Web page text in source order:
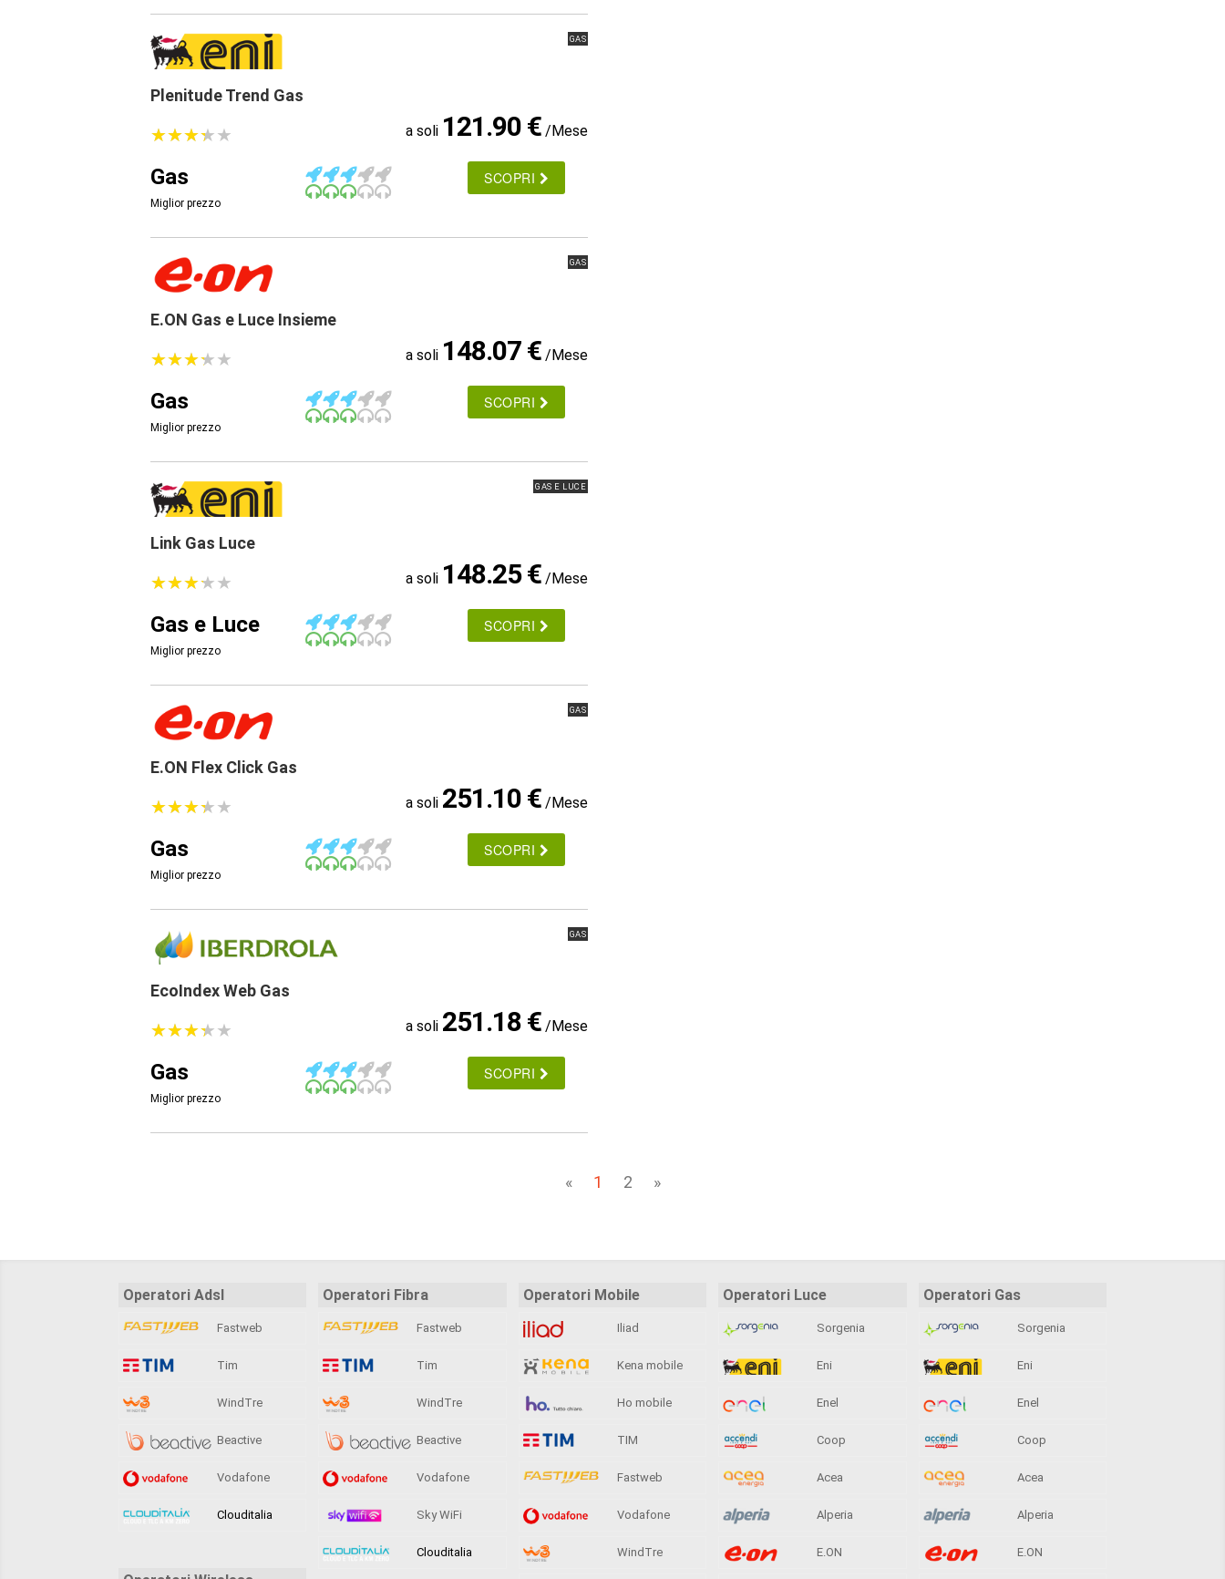
GAS
Plenitude Trend Gas
★★★★★
★★★★★ a soli 121.90 € /Mese
Gas
Miglior prezzo
SCOPRI
GAS
E.ON Gas e Luce Insieme
★★★★★
★★★★★ a soli 148.07 € /Mese
Gas
Miglior prezzo
SCOPRI
GAS E LUCE
Link Gas Luce
★★★★★
★★★★★ a soli 148.25 € /Mese
Gas e Luce
Miglior prezzo
SCOPRI
GAS
E.ON Flex Click Gas
★★★★★
★★★★★ a soli 251.10 € /Mese
Gas
Miglior prezzo
SCOPRI
GAS
EcoIndex Web Gas
★★★★★
★★★★★ a soli 251.18 € /Mese
Gas
Miglior prezzo
SCOPRI
« 1 2 »
Operatori Adsl
Fastweb
Tim
WindTre
Beactive
Vodafone
Clouditalia
Operatori Fibra
Fastweb
Tim
WindTre
Beactive
Vodafone
Sky WiFi
Clouditalia
Operatori Mobile
Iliad
Kena mobile
Ho mobile
TIM
Fastweb
Vodafone
WindTre
Operatori Luce
Sorgenia
Eni
Enel
Coop
Acea
Alperia
E.ON
Operatori Gas
Sorgenia
Eni
Enel
Coop
Acea
Alperia
E.ON